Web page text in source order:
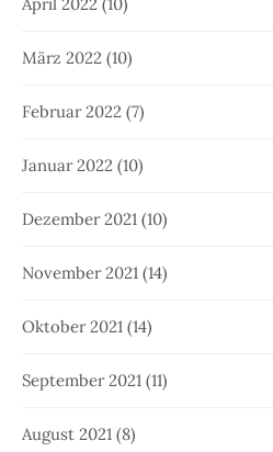
März 2022 (10)
Februar 2022 (7)
Januar 2022 (10)
Dezember 2021 (10)
November 2021 (14)
Oktober 2021 (14)
September 2021 (11)
August 2021 (8)